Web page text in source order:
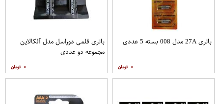
باتری 27A مدل 008 بسته 5 عددی
۰
باتری قلمی دوراسل مدل آلکالاین
مجموعه دو عددی
۰